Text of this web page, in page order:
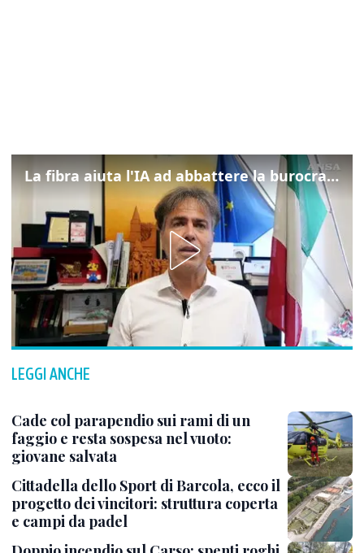
La fibra aiuta l'IA ad abbattere la burocrazia, progetto pilota in Veneto
LEGGI ANCHE
Cade col parapendio sui rami di un
faggio e resta sospesa nel vuoto:
giovane salvata
Cittadella dello Sport di Barcola, ecco il
progetto dei vincitori: struttura coperta
e campi da padel